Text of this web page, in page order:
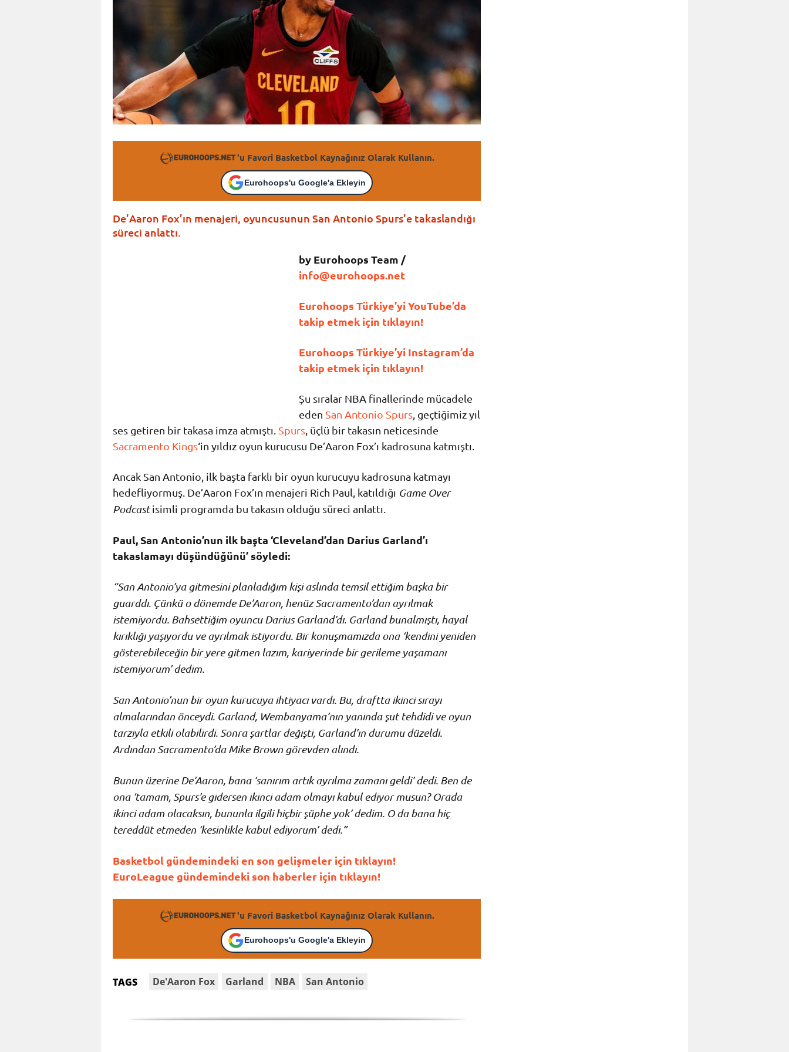
'u Favori Basketbol Kaynağınız Olarak Kullanın.
Eurohoops'u Google'a Ekleyin
De’Aaron Fox’ın menajeri, oyuncusunun San Antonio Spurs’e takaslandığı
süreci anlattı.
by Eurohoops Team /
info@eurohoops.net
Eurohoops Türkiye’yi YouTube’da
takip etmek için tıklayın!
Eurohoops Türkiye’yi Instagram’da
takip etmek için tıklayın!
Şu sıralar NBA finallerinde mücadele
eden San Antonio Spurs, geçtiğimiz yıl
ses getiren bir takasa imza atmıştı. Spurs , üçlü bir takasın neticesinde
Sacramento Kings‘in yıldız oyun kurucusu De’Aaron Fox’ı kadrosuna katmıştı.
Ancak San Antonio, ilk başta farklı bir oyun kurucuyu kadrosuna katmayı
hedefliyormuş. De’Aaron Fox’ın menajeri Rich Paul, katıldığı Game Over
Podcastisimli programda bu takasın olduğu süreci anlattı.
Paul, San Antonio’nun ilk başta ‘Cleveland’dan Darius Garland’ı
takaslamayı düşündüğünü’ söyledi:
“San Antonio’ya gitmesini planladığım kişi aslında temsil ettiğim başka bir
guarddı. Çünkü o dönemde De’Aaron, henüz Sacramento’dan ayrılmak
istemiyordu. Bahsettiğim oyuncuDarius Garland’dı. Garland bunalmıştı, hayal
kırıklığı yaşıyordu ve ayrılmak istiyordu. Bir konuşmamızda ona ‘kendini yeniden
gösterebileceğin bir yere gitmen lazım, kariyerinde bir gerileme yaşamanı
istemiyorum’ dedim.
San Antonio’nun bir oyun kurucuya ihtiyacı vardı. Bu, draftta ikinci sırayı
almalarından önceydi. Garland, Wembanyama’nın yanında şut tehdidi ve oyun
tarzıyla etkili olabilirdi. Sonra şartlar değişti, Garland’ın durumu düzeldi.
Ardından Sacramento’daMike Brown görevden alındı.
Bunun üzerine De’Aaron, bana ‘sanırım artık ayrılma zamanı geldi’ dedi. Ben de
ona ‘tamam, Spurs’e gidersen ikinci adam olmayı kabul ediyor musun? Orada
ikinci adam olacaksın, bununla ilgili hiçbir şüphe yok’ dedim. O da bana hiç
tereddüt etmeden ‘kesinlikle kabul ediyorum’ dedi.”
Basketbol gündemindeki en son gelişmeler için tıklayın!
EuroLeague gündemindeki son haberler için tıklayın!
'u Favori Basketbol Kaynağınız Olarak Kullanın.
Eurohoops'u Google'a Ekleyin
TAGS De'Aaron Fox Garland NBA San Antonio